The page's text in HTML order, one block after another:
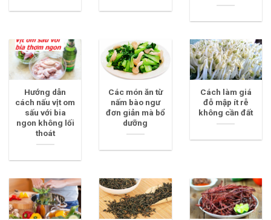
Hướng dẫn
cách nấu vịt om
sấu với bia
ngon không lối
thoát
Các món ăn từ
nấm bào ngư
đơn giản mà bổ
dưỡng
Cách làm giá
đỗ mập ít rễ
không cần đất